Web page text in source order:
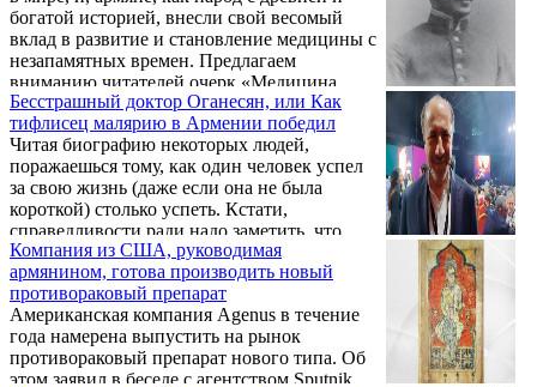
например, бумажный пепел? Столкнувшись
с этой дилеммой, многие задаются
вопросом: пить или не пить шампанское с
бумажным пеплом в бокале? Ответ на этот
вопрос можно найти в разделе новости
медицины в Алтайском ...
богатой историей, внесли свой весомый
вклад в развитие и становление медицины с
незапамятных времен. Предлагаем
вниманию читателей очерк «Медицина
древней Армении: бесплатное лечение,
открытия и научный прогресс»,
опубликованный на информационном
портале panarmenian.net.
Бесстрашный доктор Оганесян, или Как
тифлисец малярию в Армении победил
Читая биографию некоторых людей,
поражаешься тому, как один человек успел
за свою жизнь (даже если она не была
короткой) столько успеть. Кстати,
справедливости ради надо заметить, что
имена их не всегда известны широким
массам. Один из таких "волшебников" –
Леон (Левон) Оганесян, имя которого,
скорее всего, немногим из читателей о чем-
нибудь скажет.
Компания из США, руководимая
армянином, готова производить новый
противораковый препарат
Американская компания Agenus в течение
года намерена выпустить на рынок
противораковый препарат нового типа. Об
этом заявил в беседе с агентством Sputnik